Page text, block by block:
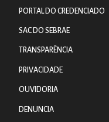
PORTAL DO CREDENCIADO
SAC DO SEBRAE
TRANSPARÊNCIA
PRIVACIDADE
OUVIDORIA
DENUNCIA